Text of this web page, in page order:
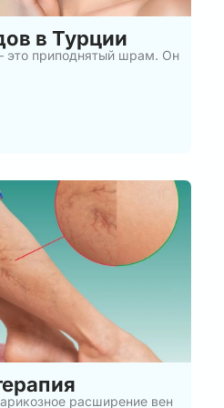
в Турции
это приподнятый шрам. Он
расширение вен